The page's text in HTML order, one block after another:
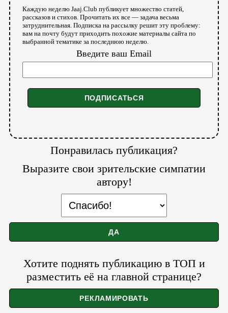
Каждую неделю Jaaj.Club публикует множество статей,
рассказов и стихов. Прочитать их все — задача весьма
затруднительная. Подписка на рассылку решит эту проблему:
вам на почту будут приходить похожие материалы сайта по
выбранной тематике за последнюю неделю.
Введите ваш Email
Понравилась публикация?
Выразите свои зрительские симпатии
автору!
Хотите поднять публикацию в ТОП и
разместить её на главной странице?